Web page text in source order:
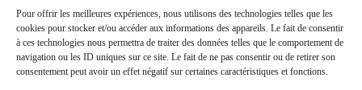
Pour offrir les meilleures expériences, nous utilisons des technologies telles que les
cookies pour stocker et/ou accéder aux informations des appareils. Le fait de consentir
à ces technologies nous permettra de traiter des données telles que le comportement de
navigation ou les ID uniques sur ce site. Le fait de ne pas consentir ou de retirer son
consentement peut avoir un effet négatif sur certaines caractéristiques et fonctions.
candidats
16 July 2025
Courant Répétées de la SEEG
22 February 2024